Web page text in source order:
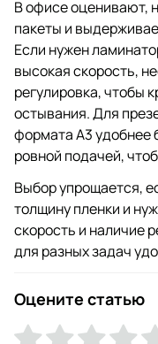
В офисе оценивают,
пакеты и
Если нужен
высокая скорость,
регулировка, чтобы
остывания. Для
формата A3 удобнее
ровной подачей,
Выбор упрощается,
толщину пленки и
скорость и наличие
для разных задач
Оцените статью